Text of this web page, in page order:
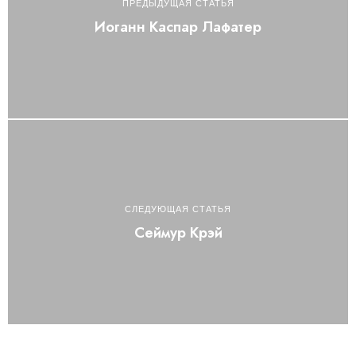
ПРЕДЫДУЩАЯ СТАТЬЯ
Иоганн Каспар Лафатер
СЛЕДУЮЩАЯ СТАТЬЯ
Сеймур Крэй